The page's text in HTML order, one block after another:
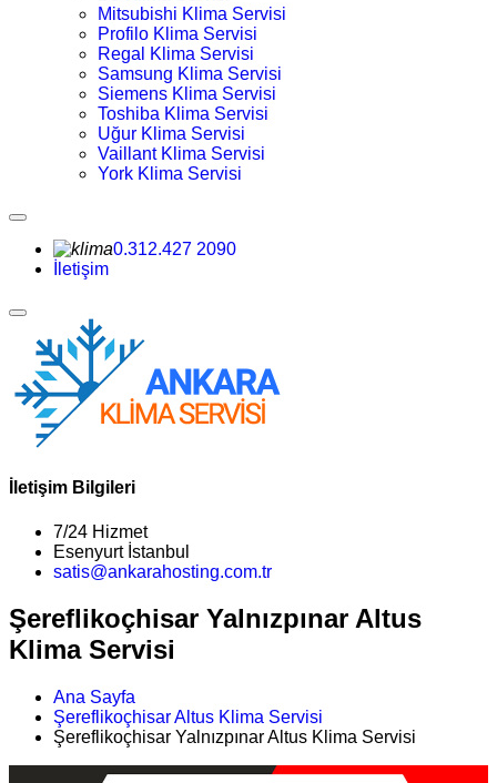
Mitsubishi Klima Servisi
Profilo Klima Servisi
Regal Klima Servisi
Samsung Klima Servisi
Siemens Klima Servisi
Toshiba Klima Servisi
Uğur Klima Servisi
Vaillant Klima Servisi
York Klima Servisi
0.312.427 2090
İletişim
İletişim Bilgileri
7/24 Hizmet
Esenyurt İstanbul
satis@ankarahosting.com.tr
Şereflikoçhisar Yalnızpınar Altus
Klima Servisi
Ana Sayfa
Şereflikoçhisar Altus Klima Servisi
Şereflikoçhisar Yalnızpınar Altus Klima Servisi